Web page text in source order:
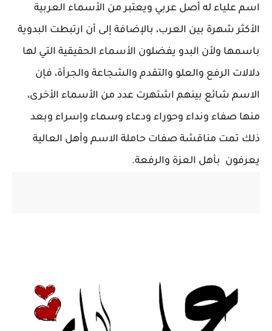
اسم علياء له أصل عربي ويعتبر من الأسماء العربية
الأكثر شهرة بين العرب، بالإضافة إلى أن ارتبطت البدوية
باسمها ولأن البدو يفضلون الأسماء الحقيقية التي لها
دلالات الرفع والعلو والتقدم والشجاعة والجرأة، فإن
الاسم شائع بينهم اشتهرت عدد من الأسماء الأخرى،
منها صفاء ونداء وحوراء ودعاء وسماء وإسراء وبعد
ذلك تمت مناقشة صفات حاملة الاسم وأهل العالية
يعرفون بأهل العزة والرفعة.